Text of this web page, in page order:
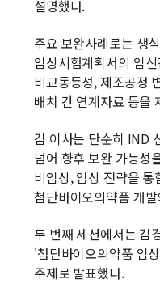
설명했다.
주요 보완사례로는 생
임상시험계획서의 임
비교동등성, 제조공정
배치 간 연계자료 등을
김 이사는 단순히 IND
넘어 향후 보완 가능성
비임상, 임상 전략을
첨단바이오의약품 개
두 번째 세션에서는 김
'첨단바이오의약품 임
주제로 발표했다.